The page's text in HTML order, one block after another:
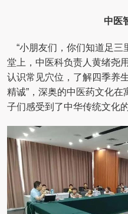
中医
“小朋友们，你们知道足三
堂上，中医科负责人黄绪尧
认识常见穴位，了解四季养
精诚”，深奥的中医药文化
子们感受到了中华传统文化